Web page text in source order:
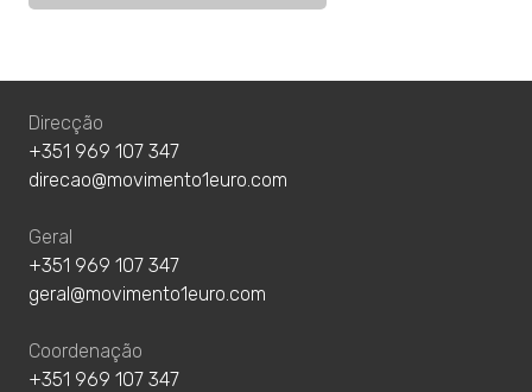
Direcção
+351 969 107 347
direcao@movimento1euro.com
Geral
+351 969 107 347
geral@movimento1euro.com
Coordenação
+351 969 107 347